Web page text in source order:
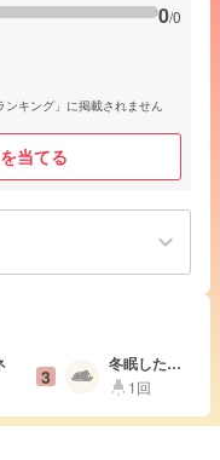
0/0
キング」に掲載されません
当てる
keyboard_arrow_down
3
冬眠したい
しろいぬさ
ん#余命１％
highlight 1回